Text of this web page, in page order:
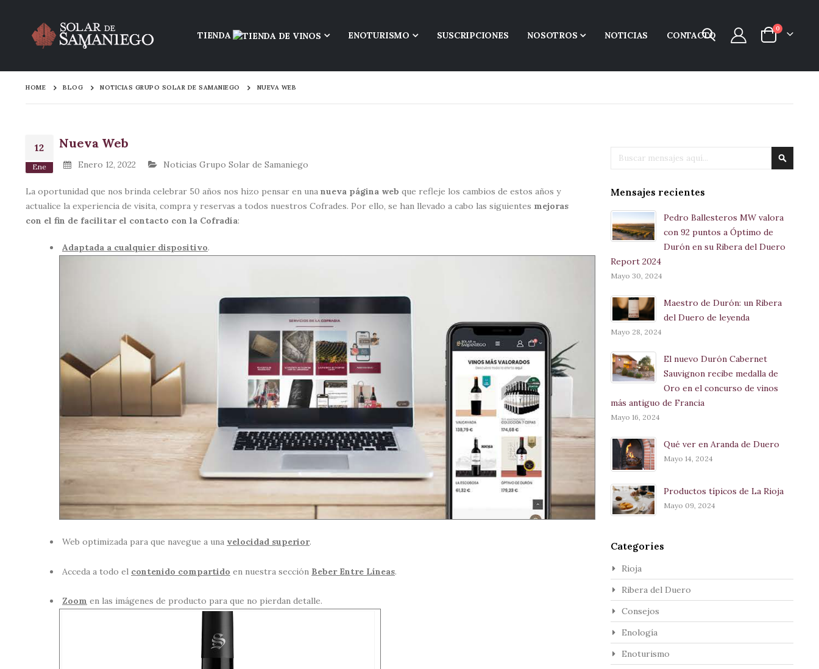
TIENDA ENOTURISMO SUSCRIPCIONES NOSOTROS NOTICIAS CONTACTO
Cart
0items
HOME BLOG NOTICIAS GRUPO SOLAR DE SAMANIEGO NUEVA WEB
12
Ene
Nueva Web
Enero 12, 2022 Noticias Grupo Solar de Samaniego
La oportunidad que nos brinda celebrar 50 años nos hizo pensar en una nueva página web que refleje los cambios de estos años y
actualice la experiencia de visita, compra y reservas a todos nuestros Cofrades. Por ello, se han llevado a cabo las siguientes mejoras
con el fin de facilitar el contacto con la Cofradía:
Adaptada a cualquier dispositivo.
Web optimizada para que navegue a una velocidad superior.
Acceda a todo el contenido compartido en nuestra sección Beber Entre Líneas.
Zoom en las imágenes de producto para que no pierdan detalle.
Buscar
Mensajes recientes
Pedro Ballesteros MW valora
con 92 puntos a Óptimo de
Durón en su Ribera del Duero
Report 2024
Mayo 30, 2024
Maestro de Durón: un Ribera
del Duero de leyenda
Mayo 28, 2024
El nuevo Durón Cabernet
Sauvignon recibe medalla de
Oro en el concurso de vinos
más antiguo de Francia
Mayo 16, 2024
Qué ver en Aranda de Duero
Mayo 14, 2024
Productos típicos de La Rioja
Mayo 09, 2024
Categories
Rioja
Ribera del Duero
Consejos
Enología
Enoturismo